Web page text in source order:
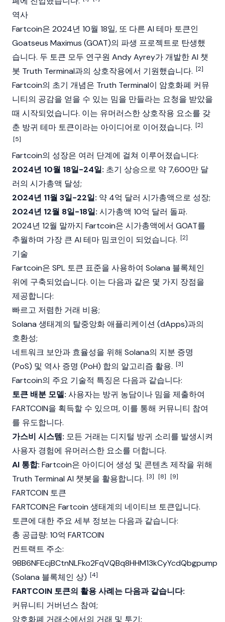
역사
Fartcoin은 2024년 10월 18일, 또 다른 AI 테마 토큰인
Goatseus Maximus (GOAT)의 파생 프로젝트로 탄생했
습니다. 두 토큰 모두 연구원 Andy Ayrey가 개발한 AI 챗
봇 Truth Terminal과의 상호작용에서 기원했습니다. [2]
Fartcoin의 초기 개념은 Truth Terminal이 암호화폐 커뮤
니티의 공감을 얻을 수 있는 밈을 만들라는 요청을 받았을
때 시작되었습니다. 이는 유머러스한 상호작용 요소를 갖
춘 방귀 테마 토큰이라는 아이디어로 이어졌습니다. [2]
[5]
Fartcoin의 성장은 여러 단계에 걸쳐 이루어졌습니다:
2024년 10월 18일-24일: 초기 상승으로 약 7,600만 달
러의 시가총액 달성;
2024년 11월 3일-22일: 약 4억 달러 시가총액으로 성장;
2024년 12월 8일-18일: 시가총액 10억 달러 돌파.
2024년 12월 말까지 Fartcoin은 시가총액에서 GOAT를
추월하며 가장 큰 AI 테마 밈코인이 되었습니다. [2]
기술
Fartcoin은 SPL 토큰 표준을 사용하여 Solana 블록체인
위에 구축되었습니다. 이는 다음과 같은 몇 가지 장점을
제공합니다:
빠르고 저렴한 거래 비용;
Solana 생태계의 탈중앙화 애플리케이션 (dApps)과의
호환성;
네트워크 보안과 효율성을 위해 Solana의 지분 증명
(PoS) 및 역사 증명 (PoH) 합의 알고리즘 활용. [3]
Fartcoin의 주요 기술적 특징은 다음과 같습니다:
토큰 배분 모델: 사용자는 방귀 농담이나 밈을 제출하여
FARTCOIN을 획득할 수 있으며, 이를 통해 커뮤니티 참여
를 유도합니다.
가스비 시스템: 모든 거래는 디지털 방귀 소리를 발생시켜
사용자 경험에 유머러스한 요소를 더합니다.
AI 통합: Fartcoin은 아이디어 생성 및 콘텐츠 제작을 위해
Truth Terminal AI 챗봇을 활용합니다. [3] [8] [9]
FARTCOIN 토큰
FARTCOIN은 Fartcoin 생태계의 네이티브 토큰입니다.
토큰에 대한 주요 세부 정보는 다음과 같습니다:
총 공급량: 10억 FARTCOIN
컨트랙트 주소:
9BB6NFEcjBCtnNLFko2FqVQBq8HHM13kCyYcdQbgpump
(Solana 블록체인 상) [4]
FARTCOIN 토큰의 활용 사례는 다음과 같습니다:
커뮤니티 거버넌스 참여;
암호화폐 거래소에서의 거래 및 투기;